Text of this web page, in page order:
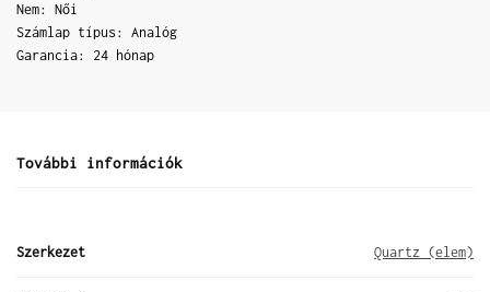
Nem: Női
Számlap típus: Analóg
Garancia: 24 hónap
További információk
Szerkezet Quartz (elem)